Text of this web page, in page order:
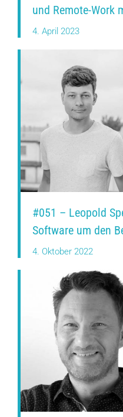
und Remote-Work
4. April 2023
#051 – Leopold
Software um den
4. Oktober 2022